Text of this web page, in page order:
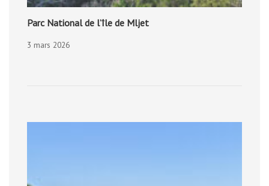
Parc National de l’île de Mljet
3 mars 2026